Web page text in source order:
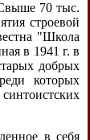
70 тыс.
строевой
"Школа
в 1941 г. в
добрых
которых
в себя